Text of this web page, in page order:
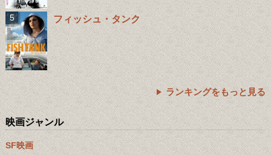
フィッシュ・タンク
ランキングをもっと見る
映画ジャンル
SF映画